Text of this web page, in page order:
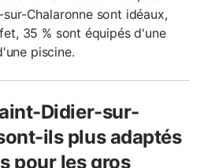
Chalaronne sont idéaux,
35 % sont équipés d'une
piscine.
Didier-sur-
ils plus adaptés
pour les gros